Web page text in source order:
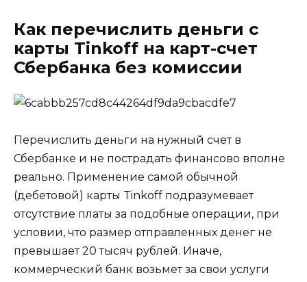
Как перечислить деньги с
карты Tinkoff на карт-счет
Сбербанка без комиссии
Перечислить деньги на нужный счет в
Сбербанке и не пострадать финансово вполне
реально. Применение самой обычной
(дебетовой) карты Tinkoff подразумевает
отсутствие платы за подобные операции, при
условии, что размер отправленных денег не
превышает 20 тысяч рублей. Иначе,
коммерческий банк возьмет за свои услуги